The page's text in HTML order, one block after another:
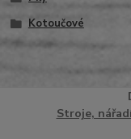
Kotoučové
Stroje,